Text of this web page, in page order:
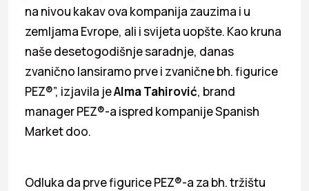
na nivou kakav ova kompanija zauzima i u
zemljama Evrope, ali i svijeta uopšte. Kao kruna
naše desetogodišnje saradnje, danas
zvanično lansiramo prve i zvanične bh. figurice
PEZ®”, izjavila jeAlma Tahirović, brand
manager PEZ®-a ispred kompanije Spanish
Market doo.
Odluka da prve figurice PEZ®-a za bh. tržištu